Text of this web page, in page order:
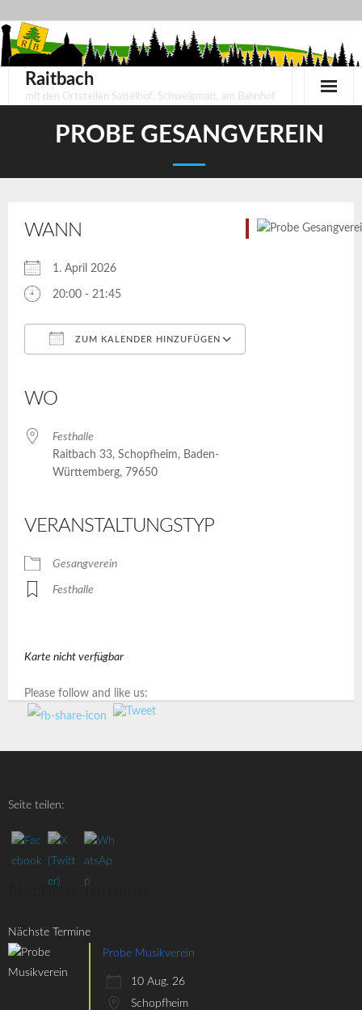
Skip
to
contentRaitbach
mit den Ortsteilen Sattelhof, Schweigmatt, am Bahnhof
PROBE GESANGVEREIN
WANN
1. April 2026
20:00 - 21:45
ZUM KALENDER HINZUFÜGEN
WO
Festhalle
Raitbach 33, Schopfheim, Baden-
Württemberg, 79650
VERANSTALTUNGSTYP
Gesangverein
Festhalle
Karte nicht verfügbar
Please follow and like us:
Seite teilen:
Nächste Termine
Nächste Termine
Probe Musikverein
10 Aug. 26
Schopfheim